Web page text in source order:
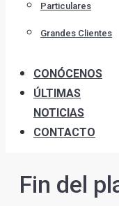
Particulares
Grandes Clientes
CONÓCENOS
ÚLTIMAS
NOTICIAS
CONTACTO
Fin del